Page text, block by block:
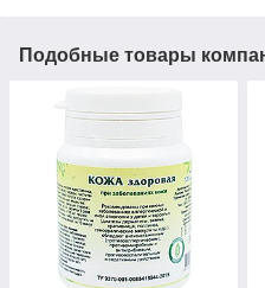
Подобные товары